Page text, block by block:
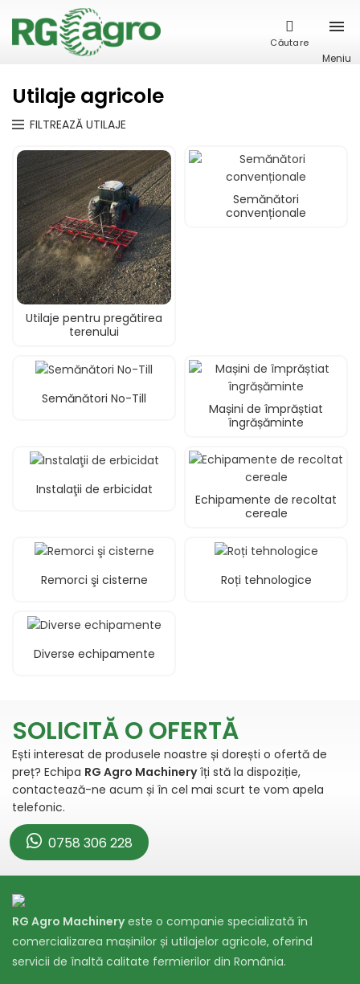
Căutare
Meniu
Utilaje agricole
FILTREAZĂ UTILAJE
Utilaje pentru pregătirea
terenului
Semănători
convenționale
Semănători No-Till
Mașini de împrăștiat
îngrășăminte
Instalaţii de erbicidat
Echipamente de recoltat
cereale
Remorci şi cisterne Roți tehnologice
Diverse echipamente
SOLICITĂ O OFERTĂ
Ești interesat de produsele noastre și dorești o ofertă de
preț? Echipa RG Agro Machineryîți stă la dispoziție,
contactează-ne acum și în cel mai scurt te vom apela
telefonic.
0758 306 228
RG Agro Machineryeste o companie specializată în
comercializarea mașinilor și utilajelor agricole, oferind
servicii de înaltă calitate fermierilor din România.